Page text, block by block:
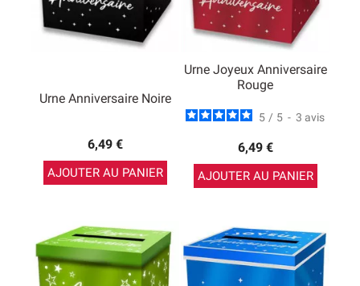
Urne Anniversaire Noire
6,49 €
AJOUTER AU PANIER
Urne Joyeux Anniversaire
Rouge
5 / 5 - 3 avis
6,49 €
AJOUTER AU PANIER